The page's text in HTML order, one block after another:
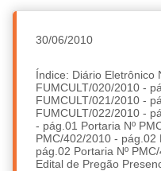
30/06/2010
Índice: Diário Eletrônico
FUMCULT/020/2010 -
FUMCULT/021/2010 -
FUMCULT/022/2010 -
- pág.01 Portaria Nº
PMC/402/2010 - pág.02
pág.02 Portaria Nº
Edital de Pregão